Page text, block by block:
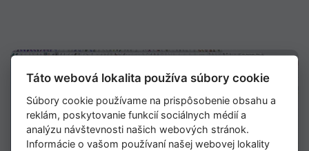
Táto webová lokalita používa súbory cookie
Súbory cookie používame na prispôsobenie obsahu a
reklám, poskytovanie funkcií sociálnych médií a
analýzu návštevnosti našich webových stránok.
Informácie o vašom používaní našej webovej lokality